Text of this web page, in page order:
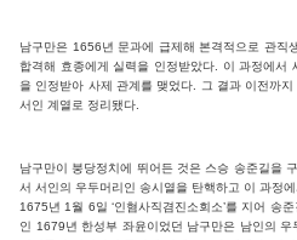
남구만은 1656년 문과에 급제해 본격적으로 관직
합격해 효종에게 실력을 인정받았다. 이 과정에서
을 인정받아 사제 관계를 맺었다. 그 결과 이전까
서인 계열로 정리됐다.
남구만이 붕당정치에 뛰어든 것은 스승 송준길을
서 서인의 우두머리인 송시열을 탄핵하고 이 과정
1675년 1월 6일 ‘인혐사직겸진소회소’를 지어 송
인 1679년 한성부 좌윤이었던 남구만은 남인의